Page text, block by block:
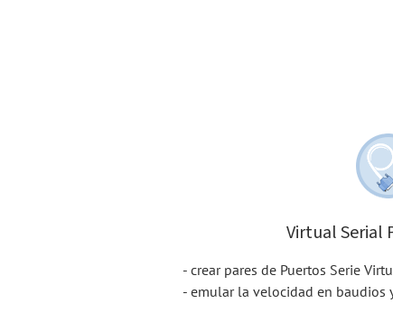
Virtual Serial
- crear pares de Puertos Serie
- emular la velocidad en baudios